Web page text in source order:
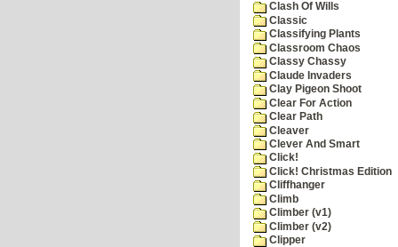
Clash Of Wills
Classic
Classifying Plants
Classroom Chaos
Classy Chassy
Claude Invaders
Clay Pigeon Shoot
Clear For Action
Clear Path
Cleaver
Clever And Smart
Click!
Click! Christmas Edition
Cliffhanger
Climb
Climber (v1)
Climber (v2)
Clipper